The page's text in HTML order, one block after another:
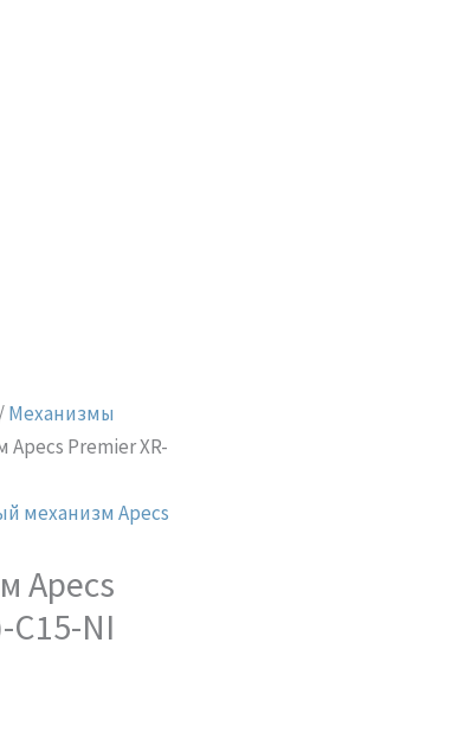
/Механизмы
Premier XR-
механизм Apecs
Apecs
C15-NI